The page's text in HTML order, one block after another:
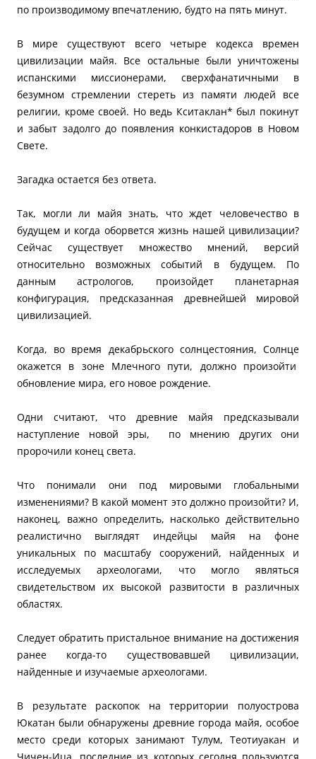
по производимому впечатлению, будто на пять минут.
В мире существуют всего четыре кодекса времен
цивилизации майя. Все остальные были уничтожены
испанскими миссионерами, сверхфанатичными в
безумном стремлении стереть из памяти людей все
религии, кроме своей. Но ведь Кситаклан* был покинут
и забыт задолго до появления конкистадоров в Новом
Свете.
Загадка остается без ответа.
Так, могли ли майя знать, что ждет человечество в
будущем и когда оборвется жизнь нашей цивилизации?
Сейчас существует множество мнений, версий
относительно возможных событий в будущем. По
данным астрологов, произойдет планетарная
конфигурация, предсказанная древнейшей мировой
цивилизацией.
Когда, во время декабрьского солнцестояния, Солнце
окажется в зоне Млечного пути, должно произойти
обновление мира, его новое рождение.
Одни считают, что древние майя предсказывали
наступление новой эры, по мнению других они
пророчили конец света.
Что понимали они под мировыми глобальными
изменениями? В какой момент это должно произойти? И,
наконец, важно определить, насколько действительно
реалистично выглядят индейцы майя на фоне
уникальных по масштабу сооружений, найденных и
исследуемых археологами, что могло являться
свидетельством их высокой развитости в различных
областях.
Следует обратить пристальное внимание на достижения
ранее когда-то существовавшей цивилизации,
найденные и изучаемые археологами.
В результате раскопок на территории полуострова
Юкатан были обнаружены древние города майя, особое
место среди которых занимают Тулум, Теотиуакан и